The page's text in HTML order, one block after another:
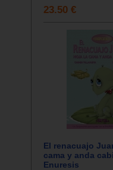
23.50 €
El renacuajo
cama y anda
Enuresis